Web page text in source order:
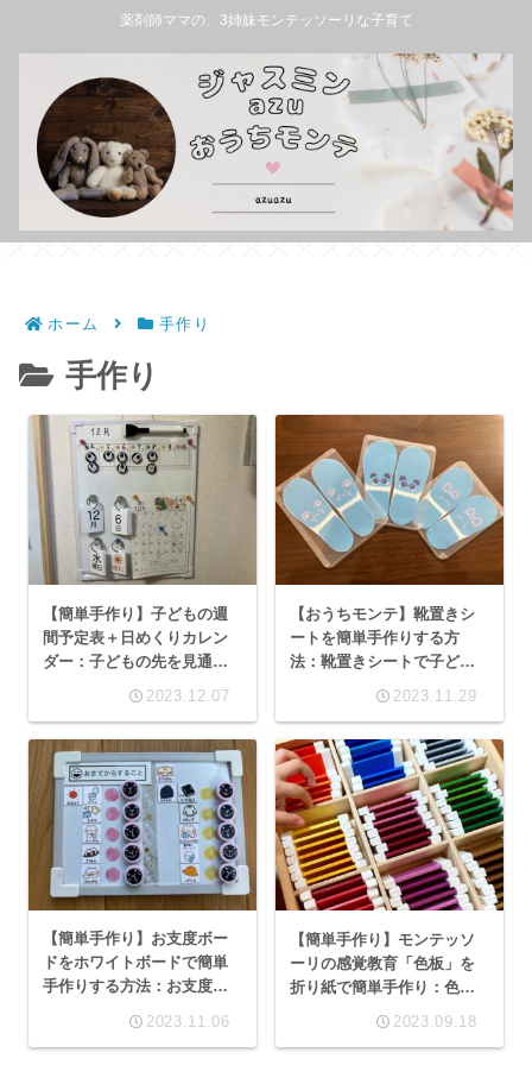
薬剤師ママの、3姉妹モンテッソーリな子育て
ホーム 手作り
手作り
【簡単手作り】子どもの週
間予定表＋日めくりカレン
ダー：子どもの先を見通す
2023.12.07
【おうちモンテ】靴置きシ
ートを簡単手作りする方
法：靴置きシートで子ども
2023.11.29
【簡単手作り】お支度ボー
ドをホワイトボードで簡単
手作りする方法：お支度ボ
2023.11.06
【簡単手作り】モンテッソ
ーリの感覚教育「色板」を
折り紙で簡単手作り：色板
2023.09.18